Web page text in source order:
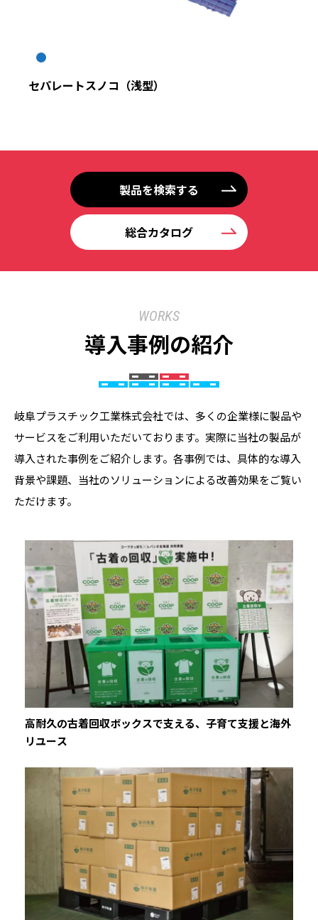
セパレートスノコ（浅型）
製品を検索する
総合カタログ
WORKS
導入事例の紹介
岐阜プラスチック工業株式会社では、多くの企業様に製品や
サービスをご利用いただいております。実際に当社の製品が
導入された事例をご紹介します。各事例では、具体的な導入
背景や課題、当社のソリューションによる改善効果をご覧い
ただけます。
高耐久の古着回収ボックスで支える、子育て支援と海外
リユース